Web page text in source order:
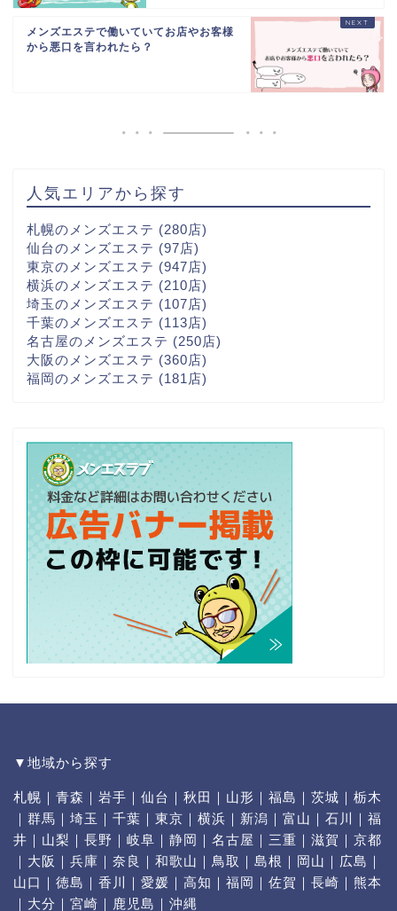
メンズエステで働いていてお店やお客様
から悪口を言われたら？
人気エリアから探す
札幌のメンズエステ (280店)
仙台のメンズエステ (97店)
東京のメンズエステ (947店)
横浜のメンズエステ (210店)
埼玉のメンズエステ (107店)
千葉のメンズエステ (113店)
名古屋のメンズエステ (250店)
大阪のメンズエステ (360店)
福岡のメンズエステ (181店)
▼地域から探す
札幌 ｜ 青森 ｜ 岩手 ｜ 仙台 ｜ 秋田 ｜ 山形 ｜ 福島 ｜ 茨城 ｜ 栃木
｜ 群馬 ｜ 埼玉 ｜ 千葉 ｜ 東京 ｜ 横浜 ｜ 新潟 ｜ 富山 ｜ 石川 ｜ 福
井 ｜ 山梨 ｜ 長野 ｜ 岐阜 ｜ 静岡 ｜ 名古屋 ｜ 三重 ｜ 滋賀 ｜ 京都
｜ 大阪 ｜ 兵庫 ｜ 奈良 ｜ 和歌山 ｜ 鳥取 ｜ 島根 ｜ 岡山 ｜ 広島 ｜
山口 ｜ 徳島 ｜ 香川 ｜ 愛媛 ｜ 高知 ｜ 福岡 ｜ 佐賀 ｜ 長崎 ｜ 熊本
｜ 大分 ｜ 宮崎 ｜ 鹿児島 ｜ 沖縄